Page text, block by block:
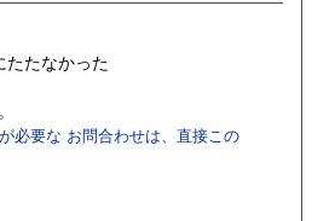
たたなかった
必要な お問合わせは、直接この